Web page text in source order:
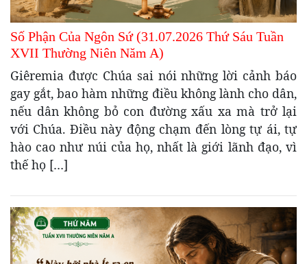
Số Phận Của Ngôn Sứ (31.07.2026 Thứ Sáu Tuần
XVII Thường Niên Năm A)
Giêremia được Chúa sai nói những lời cảnh báo
gay gắt, bao hàm những điều không lành cho dân,
nếu dân không bỏ con đường xấu xa mà trở lại
với Chúa. Điều này động chạm đến lòng tự ái, tự
hào cao như núi của họ, nhất là giới lãnh đạo, vì
thế họ […]